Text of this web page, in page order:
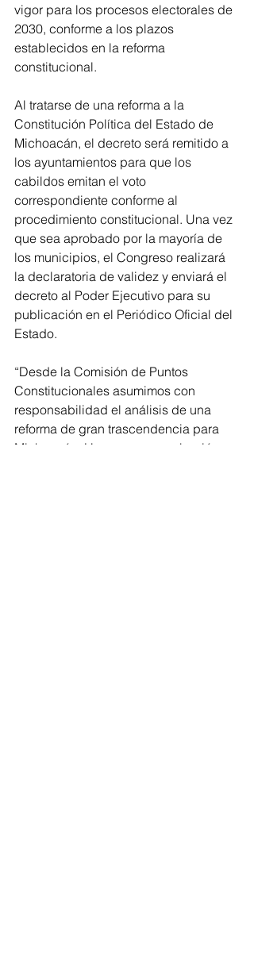
vigor para los procesos electorales de
2030, conforme a los plazos
establecidos en la reforma
constitucional.
Al tratarse de una reforma a la
Constitución Política del Estado de
Michoacán, el decreto será remitido a
los ayuntamientos para que los
cabildos emitan el voto
correspondiente conforme al
procedimiento constitucional. Una vez
que sea aprobado por la mayoría de
los municipios, el Congreso realizará
la declaratoria de validez y enviará el
decreto al Poder Ejecutivo para su
publicación en el Periódico Oficial del
Estado.
“Desde la Comisión de Puntos
Constitucionales asumimos con
responsabilidad el análisis de una
reforma de gran trascendencia para
Michoacán. Hoy, con su aprobación en